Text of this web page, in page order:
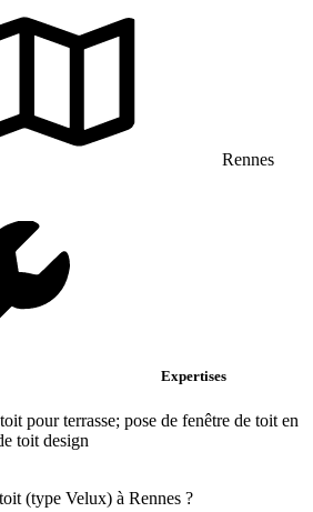
Rennes
Expertises
pour terrasse; pose de fenêtre de toit en
toit design
(type Velux) à Rennes ?